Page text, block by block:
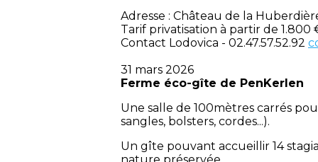
Adresse : Château de la
Tarif privatisation à partir de
Contact Lodovica - 02.47.57.52.92
31 mars 2026
Ferme éco-gîte de PenKerlen
Une salle de 100mètres carrés
sangles, bolsters, cordes...).
Un gîte pouvant accueillir 14